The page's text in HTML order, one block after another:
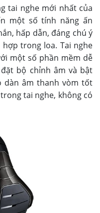
tai nghe mới nhất của
một số tính năng ấn
hấp dẫn, đáng chú ý
trong loa. Tai nghe
một số phần mềm dễ
bộ chỉnh âm và bật
dàn âm thanh vòm tốt
tai nghe, không có